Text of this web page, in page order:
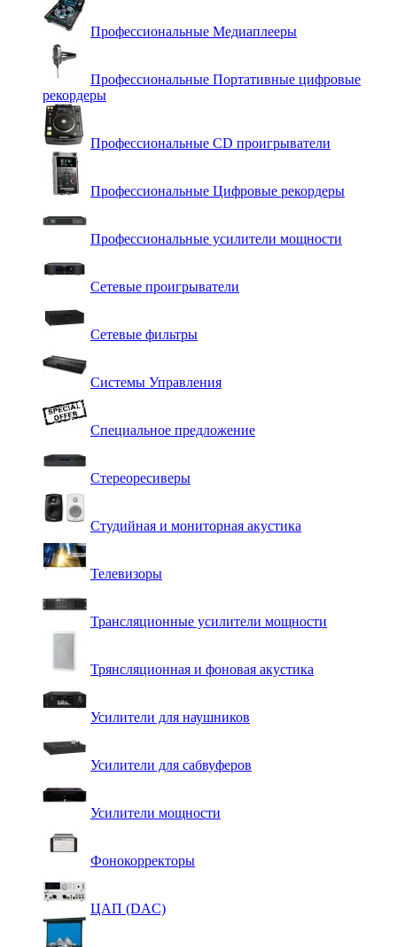
Профессиональные Медиаплееры
Профессиональные Портативные цифровые
рекордеры
Профессиональные СD проигрыватели
Профессиональные Цифровые рекордеры
Профессиональные усилители мощности
Сетевые проигрыватели
Сетевые фильтры
Системы Управления
Специальное предложение
Стереоресиверы
Студийная и мониторная акустика
Телевизоры
Трансляционные усилители мощности
Трянсляционная и фоновая акустика
Усилители для наушников
Усилители для сабвуферов
Усилители мощности
Фонокорректоры
ЦАП (DAC)